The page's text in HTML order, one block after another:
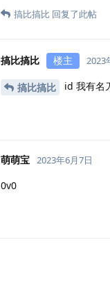
搞比搞比 回复了此帖
搞比搞比 楼主 2023
搞比搞比 id 我有名
萌萌宝 2023年6月7日
0v0